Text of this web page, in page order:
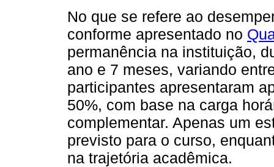
No que se refere ao
conforme apresentado no
permanência na instituição,
ano e 7 meses, variando
participantes apresentaram
50%, com base na carga
complementar. Apenas um
previsto para o curso,
na trajetória acadêmica.